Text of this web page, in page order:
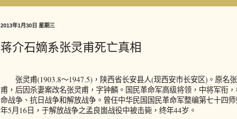
2013年1月30日 星期三
蒋介石嫡系张灵甫死亡真相
张灵甫(1903.8～1947.5)，陕西省长安县人(现西安市长安区)。原名
甫，后因杀妻案改名张灵甫，字钟麟。国民革命军高级将领，中将军衔
命战争、抗日战争和解放战争。曾任中华民国国民革命军整编第七十四师
年5月16日，于解放战争之孟良崮战役中被击毙，终年44岁。